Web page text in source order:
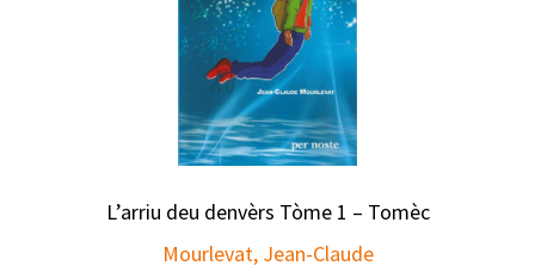
L’arriu deu denvèrs Tòme 1 – Tomèc
Mourlevat, Jean-Claude